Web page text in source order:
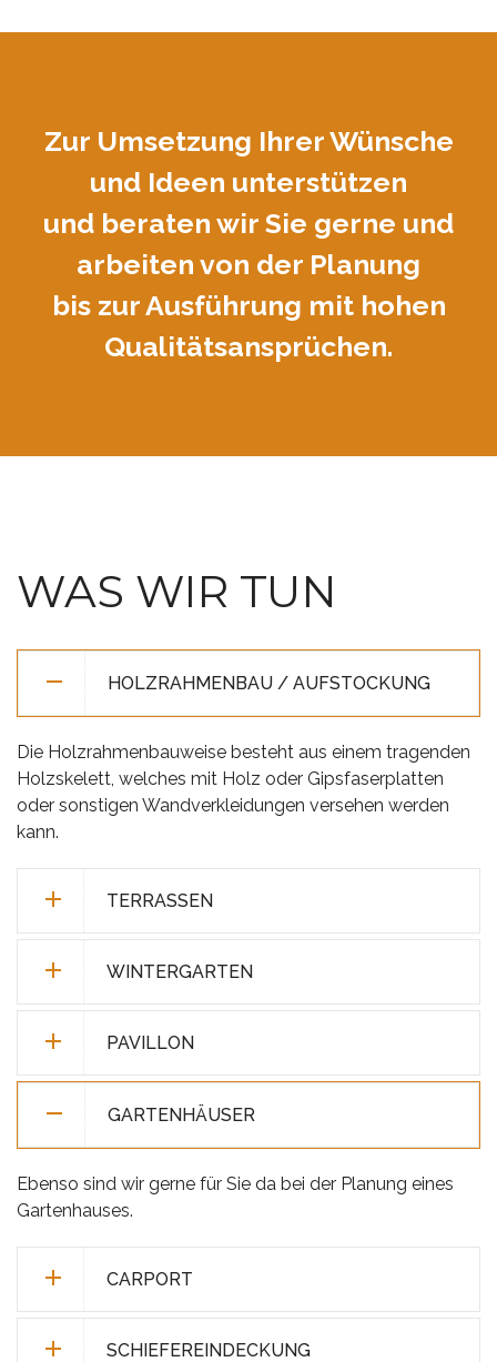
Zur Umsetzung Ihrer Wünsche
und Ideen unterstützen
und beraten wir Sie gerne und
arbeiten von der Planung
bis zur Ausführung mit hohen
Qualitätsansprüchen.
WAS WIR TUN
HOLZRAHMENBAU / AUFSTOCKUNG
Die Holzrahmenbauweise besteht aus einem tragenden
Holzskelett, welches mit Holz oder Gipsfaserplatten
oder sonstigen Wandverkleidungen versehen werden
kann.
TERRASSEN
WINTERGARTEN
PAVILLON
GARTENHÄUSER
Ebenso sind wir gerne für Sie da bei der Planung eines
Gartenhauses.
CARPORT
SCHIEFEREINDECKUNG